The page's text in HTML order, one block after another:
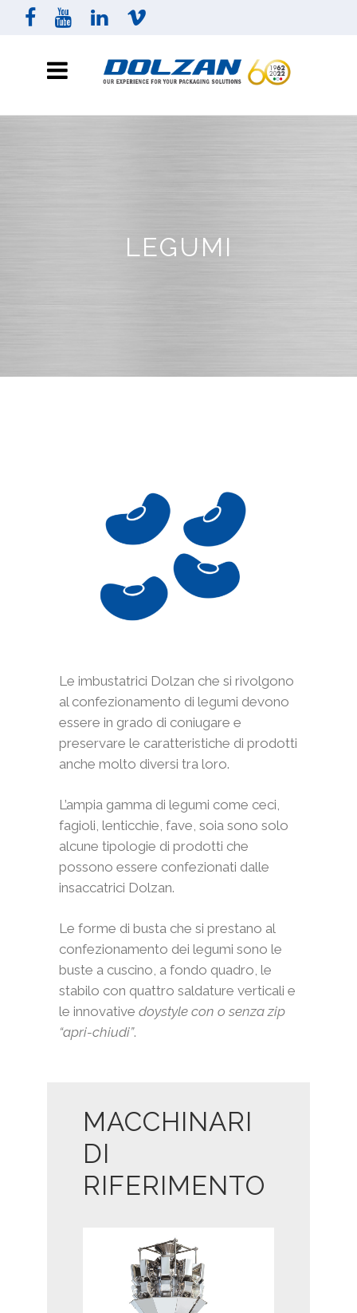
LEGUMI
Le imbustatrici Dolzan che si rivolgono
al confezionamento di legumi devono
essere in grado di coniugare e
preservare le caratteristiche di prodotti
anche molto diversi tra loro.
L’ampia gamma di legumi come ceci,
fagioli, lenticchie, fave, soia sono solo
alcune tipologie di prodotti che
possono essere confezionati dalle
insaccatrici Dolzan.
Le forme di busta che si prestano al
confezionamento dei legumi sono le
buste a cuscino, a fondo quadro, le
stabilo con quattro saldature verticali e
le innovative doystyle con o senza zip
“apri-chiudi”.
MACCHINARI
DI
RIFERIMENTO